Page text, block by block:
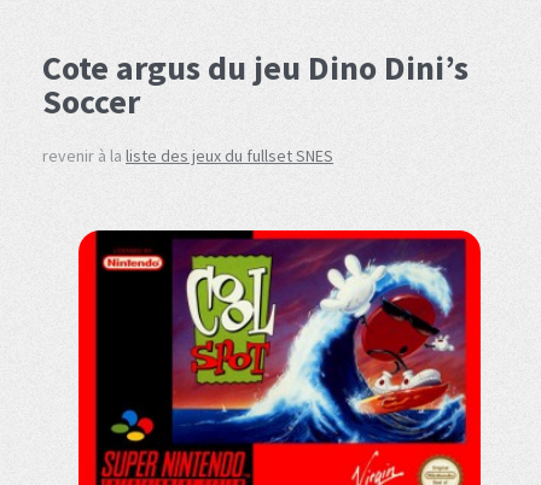
Cote argus du jeu Dino Dini’s
Soccer
revenir à la liste des jeux du fullset SNES